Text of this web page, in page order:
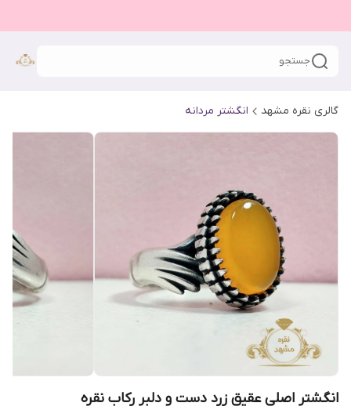
جستجو
گالری نقره مشهد انگشتر مردانه
انگشتر اصلی عقیق زرد دست و دلبر رکاب نقره